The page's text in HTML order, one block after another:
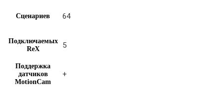
Сценариев 64
Подключаемых
ReX
5
Поддержка
датчиков
MotionCam
+